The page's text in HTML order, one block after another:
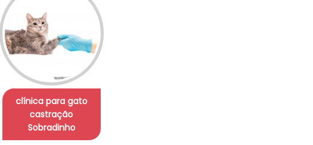
clínica para gato
castração
Sobradinho